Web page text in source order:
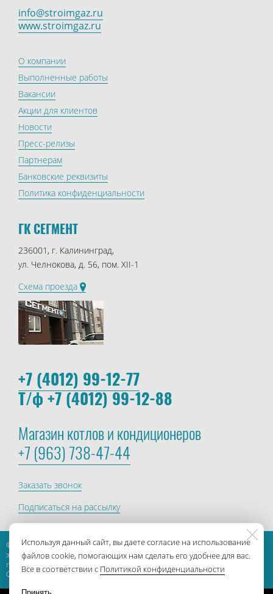
info@stroimgaz.ru
www.stroimgaz.ru
О компании
Выполненные работы
Вакансии
Акции для клиентов
Новости
Пресс-релизы
Партнерам
Банковские реквизиты
Политика конфиденциальности
ГК СЕГМЕНТ
236001, г. Калининград,
ул. Челнокова, д. 56, пом. XII-1
Схема проезда
+7 (4012) 99-12-77
Т/ф +7 (4012) 99-12-88
Магазин котлов и кондиционеров
+7 (963) 738-47-44
Заказать звонок
Подписаться на рассылку
© 2013-2026, ГК Сегмент. Все права
защищены. Создание и
продвижение сайта
БИЗНЕС-
СТАРТЕР
Используя данный сайт, вы даете согласие на использование
файлов cookie, помогающих нам сделать его удобнее для вас.
Все в соответствии с Политикой конфиденциальности